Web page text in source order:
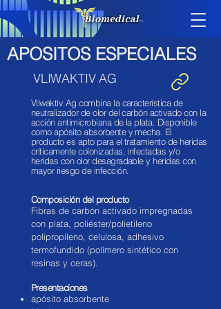
APOSITOS ESPECIALES
VLIWAKTIV AG
Vliwaktiv Ag combina la característica de
neutralizador de olor del carbón activado con la
acción antimicrobiana de la plata. Disponible
como apósito absorbente y mecha. El
producto es apto para el tratamiento de heridas
críticamente colonizadas, infectadas y/o
heridas con olor desagradable y heridas con
mayor riesgo de infección.
Composición del producto
Fibras de carbón activado impregnadas
con plata, poliéster/polietileno
polipropileno, celulosa, adhesivo
termofundido (polímero sintético con
resinas y ceras).
Presentaciones
apósito absorbente